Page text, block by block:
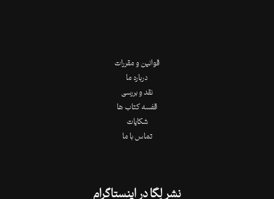
قوانین و مقررات
درباره ما
نقد و بررسی
قفسه کتاب ها
شکایات
تماس با ما
نشر لِگا در اینستاگرام